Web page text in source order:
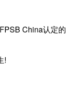
China认定
!